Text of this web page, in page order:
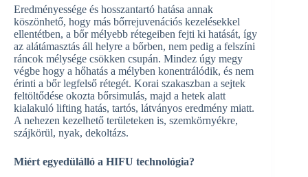
Eredményessége és hosszantartó hatása annak
köszönhető, hogy más bőrrejuvenációs kezelésekkel
ellentétben, a bőr mélyebb rétegeiben fejti ki hatását, így
az alátámasztás áll helyre a bőrben, nem pedig a felszíni
ráncok mélysége csökken csupán. Mindez úgy megy
végbe hogy a hőhatás a mélyben konentrálódik, és nem
érinti a bőr legfelső rétegét. Korai szakaszban a sejtek
feltöltődése okozta bőrsimulás, majd a hetek alatt
kialakuló lifting hatás, tartós, látványos eredmény miatt.
A nehezen kezelhető területeken is, szemkörnyékre,
szájkörül, nyak, dekoltázs.
Miért egyedülálló a HIFU technológia?